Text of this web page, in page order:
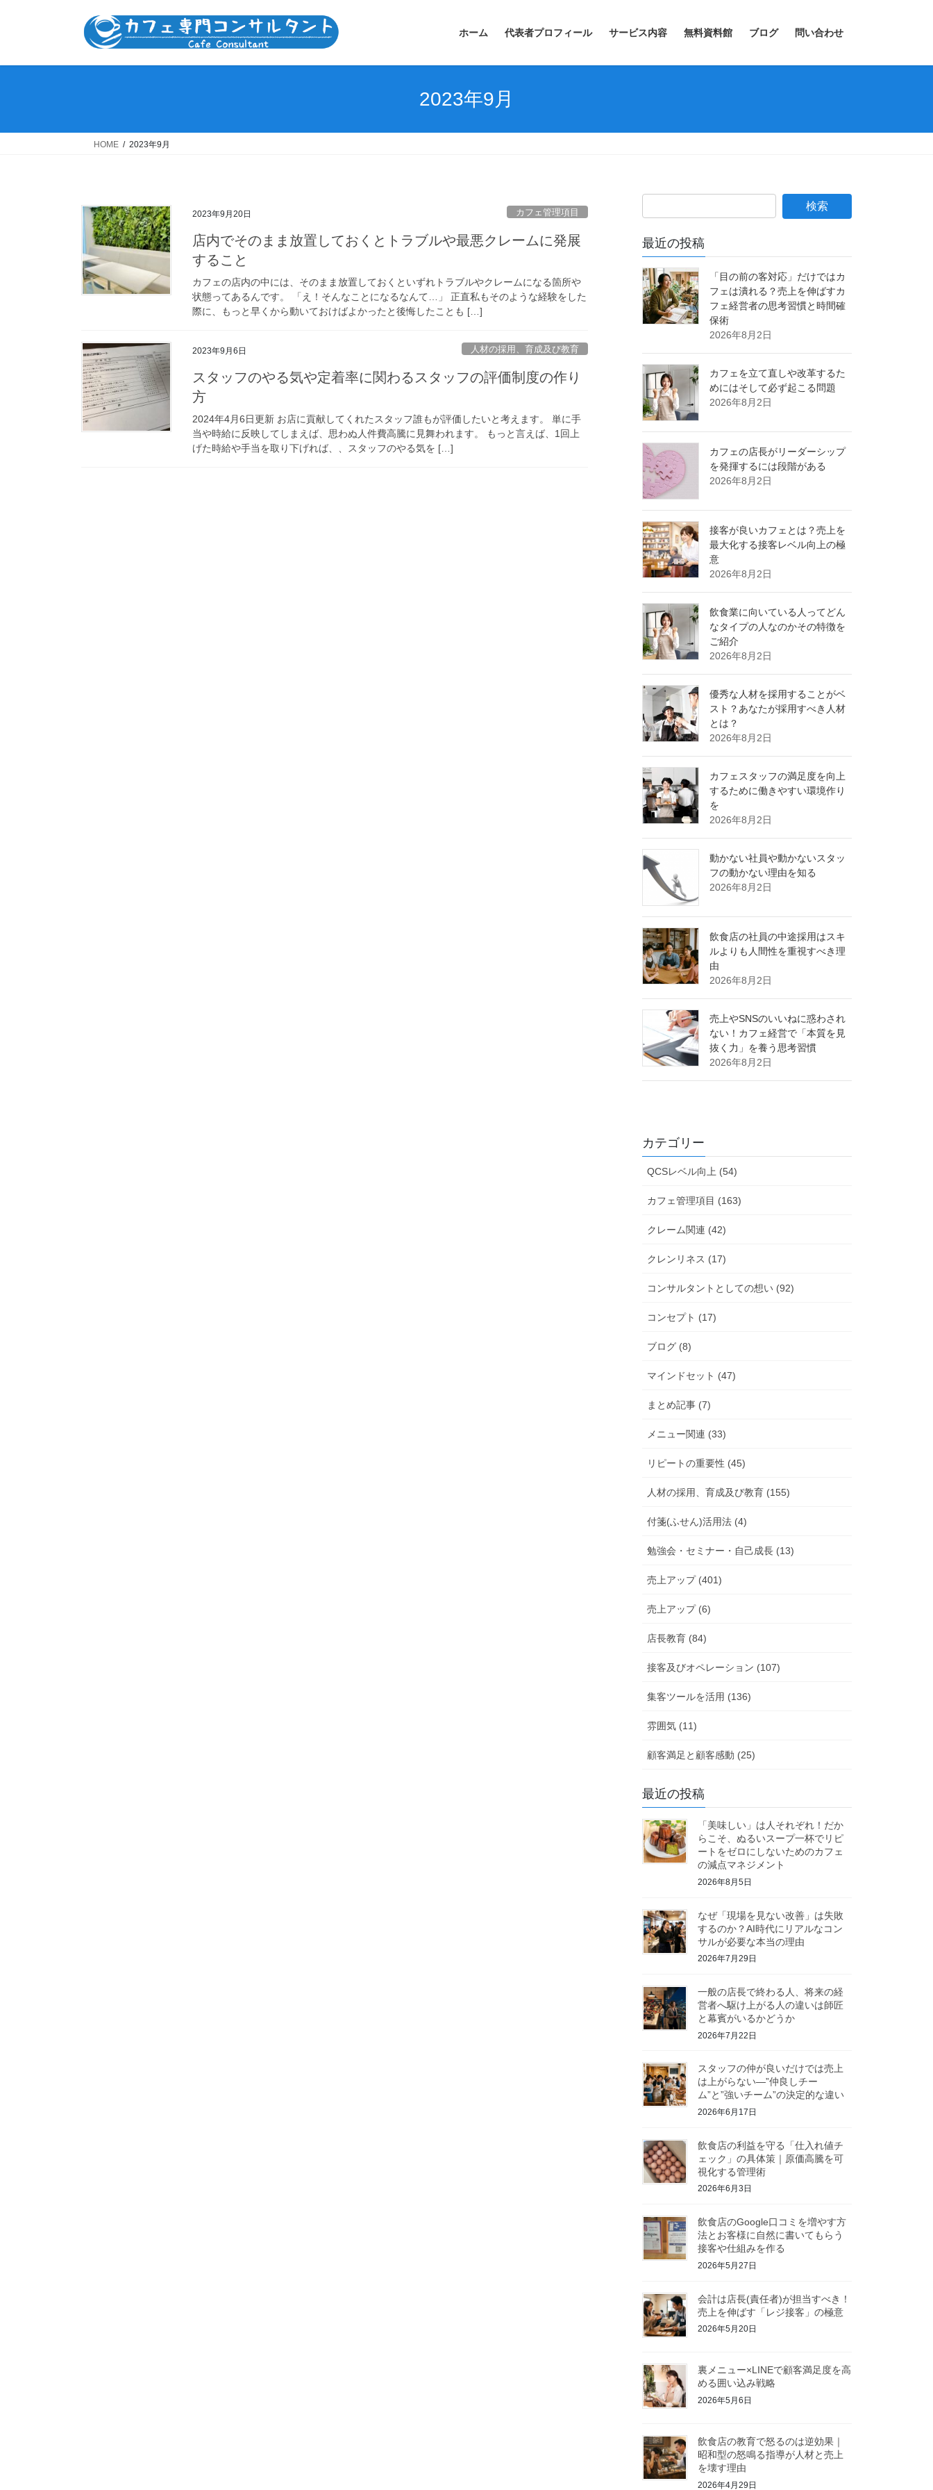
ホーム 代表者プロフィール サービス内容 無料資料館 ブログ 問い合わせ
2023年9月
HOME 2023年9月
2023年9月20日 カフェ管理項目
店内でそのまま放置しておくとトラブルや最悪クレームに発展
すること
カフェの店内の中には、そのまま放置しておくといずれトラブルやクレームになる箇所や
状態ってあるんです。 「え！そんなことになるなんて…」 正直私もそのような経験をした
際に、もっと早くから動いておけばよかったと後悔したことも […]
2023年9月6日 人材の採用、育成及び教育
スタッフのやる気や定着率に関わるスタッフの評価制度の作り
方
2024年4月6日更新 お店に貢献してくれたスタッフ誰もが評価したいと考えます。 単に手
当や時給に反映してしまえば、思わぬ人件費高騰に見舞われます。 もっと言えば、1回上
げた時給や手当を取り下げれば、、スタッフのやる気を […]
最近の投稿
「目の前の客対応」だけではカ
フェは潰れる？売上を伸ばすカ
フェ経営者の思考習慣と時間確
保術
2026年8月2日
カフェを立て直しや改革するた
めにはそして必ず起こる問題
2026年8月2日
カフェの店長がリーダーシップ
を発揮するには段階がある
2026年8月2日
接客が良いカフェとは？売上を
最大化する接客レベル向上の極
意
2026年8月2日
飲食業に向いている人ってどん
なタイプの人なのかその特徴を
ご紹介
2026年8月2日
優秀な人材を採用することがベ
スト？あなたが採用すべき人材
とは？
2026年8月2日
カフェスタッフの満足度を向上
するために働きやすい環境作り
を
2026年8月2日
動かない社員や動かないスタッ
フの動かない理由を知る
2026年8月2日
飲食店の社員の中途採用はスキ
ルよりも人間性を重視すべき理
由
2026年8月2日
売上やSNSのいいねに惑わされ
ない！カフェ経営で「本質を見
抜く力」を養う思考習慣
2026年8月2日
カテゴリー
QCSレベル向上 (54)
カフェ管理項目 (163)
クレーム関連 (42)
クレンリネス (17)
コンサルタントとしての想い (92)
コンセプト (17)
ブログ (8)
マインドセット (47)
まとめ記事 (7)
メニュー関連 (33)
リピートの重要性 (45)
人材の採用、育成及び教育 (155)
付箋(ふせん)活用法 (4)
勉強会・セミナー・自己成長 (13)
売上アップ (401)
売上アップ (6)
店長教育 (84)
接客及びオペレーション (107)
集客ツールを活用 (136)
雰囲気 (11)
顧客満足と顧客感動 (25)
最近の投稿
「美味しい」は人それぞれ！だか
らこそ、ぬるいスープ一杯でリピ
ートをゼロにしないためのカフェ
の減点マネジメント
2026年8月5日
なぜ「現場を見ない改善」は失敗
するのか？AI時代にリアルなコン
サルが必要な本当の理由
2026年7月29日
一般の店長で終わる人、将来の経
営者へ駆け上がる人の違いは師匠
と幕賓がいるかどうか
2026年7月22日
スタッフの仲が良いだけでは売上
は上がらない—”仲良しチー
ム”と”強いチーム”の決定的な違い
2026年6月17日
飲食店の利益を守る「仕入れ値チ
ェック」の具体策｜原価高騰を可
視化する管理術
2026年6月3日
飲食店のGoogle口コミを増やす方
法とお客様に自然に書いてもらう
接客や仕組みを作る
2026年5月27日
会計は店長(責任者)が担当すべき！
売上を伸ばす「レジ接客」の極意
2026年5月20日
裏メニュー×LINEで顧客満足度を高
める囲い込み戦略
2026年5月6日
飲食店の教育で怒るのは逆効果｜
昭和型の怒鳴る指導が人材と売上
を壊す理由
2026年4月29日